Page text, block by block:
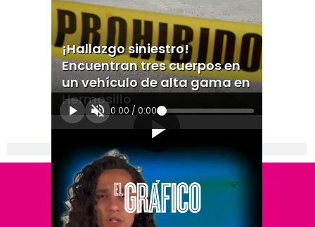
¡Hallazgo siniestro!
Encuentran tres cuerpos en
un vehículo de alta gama en
Hermosillo
0:00 / 0:00
[Publicidad]